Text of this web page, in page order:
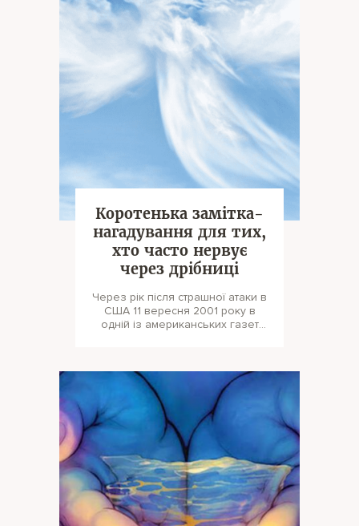
Коротенька замітка-
нагадування для тих,
хто часто нервує
через дрібниці
Через рік після страшної атаки в
США 11 вересня 2001 року в
одній із американських газет